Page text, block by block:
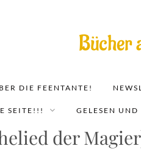
Bücher
DIE FEENTANTE!
SEITE!!! GELESEN
der